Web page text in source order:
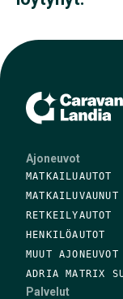
Ajoneuvot
MATKAILUAUTOT
MATKAILUVAUNUT
RETKEILYAUTOT
HENKILÖAUTOT
MUUT AJONEUVOT
ADRIA MATRIX
Palvelut